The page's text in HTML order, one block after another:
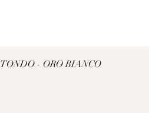
- ORO BIANCO